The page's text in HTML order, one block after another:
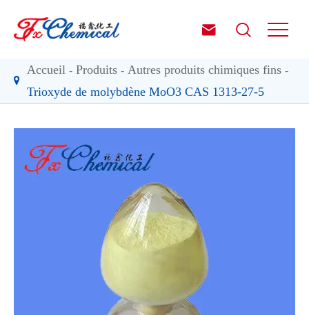
 
Accueil Produits
Autres produits chimiques fins
Trioxyde de molybdène MoO3 CAS 1313-27-5